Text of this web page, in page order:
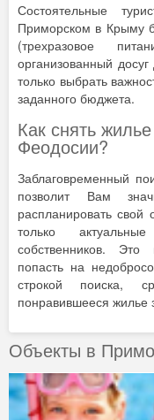
Состоятельные
Приморском в Крыму
(трехразовое
организованный
только выбрать
заданного бюджета.
Как снять
Феодосии?
Заблаговременный
позволит Вам
распланировать свой
только
собственников. Это
попасть на
строкой поиска,
понравившееся жилье
Объекты в